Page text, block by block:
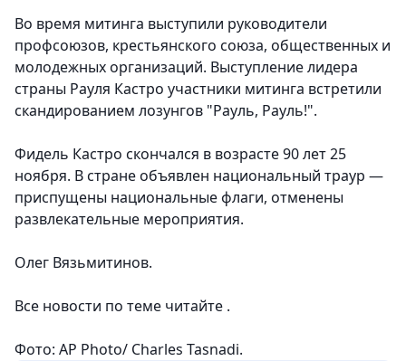
Во время митинга выступили руководители
профсоюзов, крестьянского союза, общественных и
молодежных организаций. Выступление лидера
страны Рауля Кастро участники митинга встретили
скандированием лозунгов "Рауль, Рауль!".
Фидель Кастро скончался в возрасте 90 лет 25
ноября. В стране объявлен национальный траур —
приспущены национальные флаги, отменены
развлекательные мероприятия.
Олег Вязьмитинов.
Все новости по теме читайте .
Фото: AP Photo/ Charles Tasnadi.